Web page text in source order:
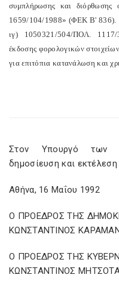
συμπλήρωσης και διόρθωσης
1659/104/1988» (ΦΕΚ Β' 836).
ιγ) 1050321/504/ΠΟΛ. 1117/
έκδοσης φορολογικών
για επιτόπια κατανάλωση
Στον Υπουργό των
δημοσίευση και
Αθήνα, 16 Μαΐου 1992
Ο ΠΡΟΕΔΡΟΣ ΤΗΣ
ΚΩΝΣΤΑΝΤΙΝΟΣ
Ο ΠΡΟΕΔΡΟΣ ΤΗΣ
ΚΩΝΣΤΑΝΤΙΝΟΣ